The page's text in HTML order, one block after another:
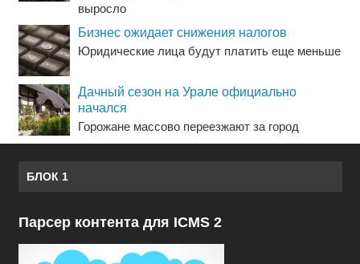
выросло
Бизнес ожидает снижения налогов
Юридические лица будут платить еще меньше
Дачный сезон на Урале официально
начался
Горожане массово переезжают за город
БЛОК 1
Парсер контента для ICMS 2